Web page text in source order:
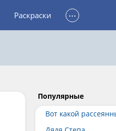
Раскраски ...
Популярные
Вот какой